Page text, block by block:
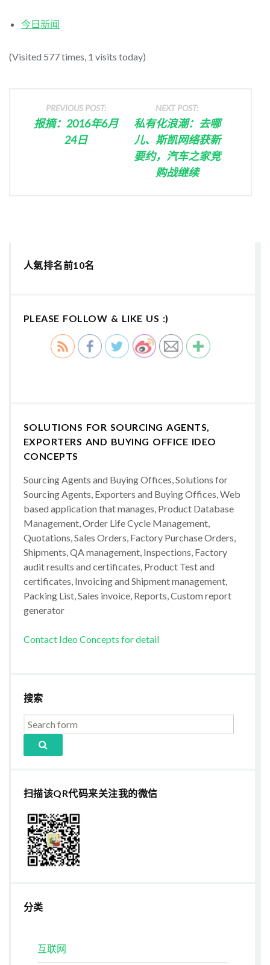
今日新闻
(Visited 577 times, 1 visits today)
PREVIOUS POST:
报摘：2016年6月
24日
NEXT POST:
私有化浪潮：去哪
儿、斯凯网络获新
要约，汽车之家竞
购战继续
人氣排名前10名
PLEASE FOLLOW & LIKE US :)
SOLUTIONS FOR SOURCING AGENTS,
EXPORTERS AND BUYING OFFICE IDEO
CONCEPTS
Sourcing Agents and Buying Offices, Solutions for
Sourcing Agents, Exporters and Buying Offices, Web
based application that manages, Product Database
Management, Order Life Cycle Management,
Quotations, Sales Orders, Factory Purchase Orders,
Shipments, QA management, Inspections, Factory
audit results and certificates, Product Test and
certificates, Invoicing and Shipment management,
Packing List, Sales invoice, Reports, Custom report
generator
Contact Ideo Concepts for detail
搜索
扫描该QR代码来关注我的微信
分类
互联网